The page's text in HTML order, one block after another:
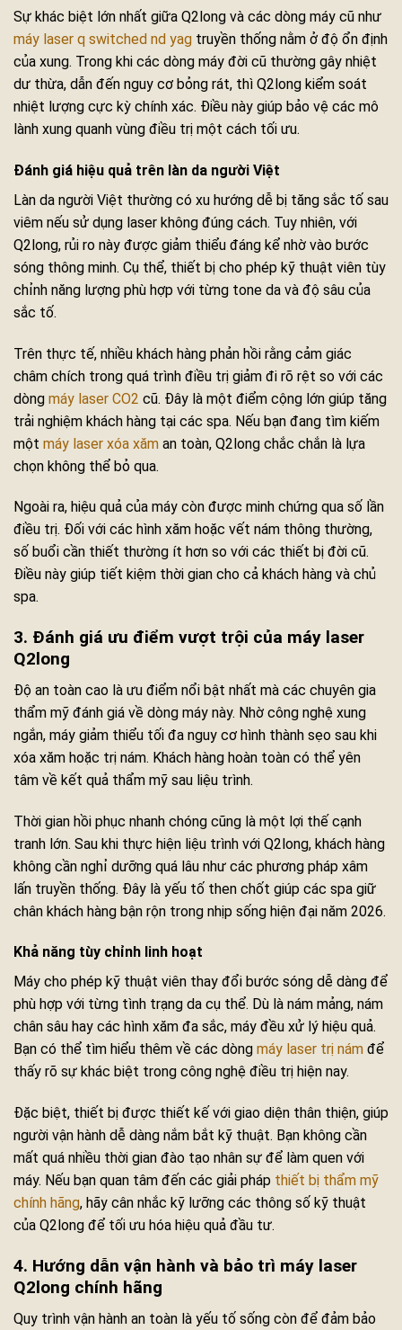
Sự khác biệt lớn nhất giữa Q2long và các dòng máy cũ như
máy laser q switched nd yag truyền thống nằm ở độ ổn định
của xung. Trong khi các dòng máy đời cũ thường gây nhiệt
dư thừa, dẫn đến nguy cơ bỏng rát, thì Q2long kiểm soát
nhiệt lượng cực kỳ chính xác. Điều này giúp bảo vệ các mô
lành xung quanh vùng điều trị một cách tối ưu.
Đánh giá hiệu quả trên làn da người Việt
Làn da người Việt thường có xu hướng dễ bị tăng sắc tố sau
viêm nếu sử dụng laser không đúng cách. Tuy nhiên, với
Q2long, rủi ro này được giảm thiểu đáng kể nhờ vào bước
sóng thông minh. Cụ thể, thiết bị cho phép kỹ thuật viên tùy
chỉnh năng lượng phù hợp với từng tone da và độ sâu của
sắc tố.
Trên thực tế, nhiều khách hàng phản hồi rằng cảm giác
châm chích trong quá trình điều trị giảm đi rõ rệt so với các
dòng máy laser CO2 cũ. Đây là một điểm cộng lớn giúp tăng
trải nghiệm khách hàng tại các spa. Nếu bạn đang tìm kiếm
một máy laser xóa xăm an toàn, Q2long chắc chắn là lựa
chọn không thể bỏ qua.
Ngoài ra, hiệu quả của máy còn được minh chứng qua số lần
điều trị. Đối với các hình xăm hoặc vết nám thông thường,
số buổi cần thiết thường ít hơn so với các thiết bị đời cũ.
Điều này giúp tiết kiệm thời gian cho cả khách hàng và chủ
spa.
3. Đánh giá ưu điểm vượt trội của máy laser
Q2long
Độ an toàn cao là ưu điểm nổi bật nhất mà các chuyên gia
thẩm mỹ đánh giá về dòng máy này. Nhờ công nghệ xung
ngắn, máy giảm thiểu tối đa nguy cơ hình thành sẹo sau khi
xóa xăm hoặc trị nám. Khách hàng hoàn toàn có thể yên
tâm về kết quả thẩm mỹ sau liệu trình.
Thời gian hồi phục nhanh chóng cũng là một lợi thế cạnh
tranh lớn. Sau khi thực hiện liệu trình với Q2long, khách hàng
không cần nghỉ dưỡng quá lâu như các phương pháp xâm
lấn truyền thống. Đây là yếu tố then chốt giúp các spa giữ
chân khách hàng bận rộn trong nhịp sống hiện đại năm 2026.
Khả năng tùy chỉnh linh hoạt
Máy cho phép kỹ thuật viên thay đổi bước sóng dễ dàng để
phù hợp với từng tình trạng da cụ thể. Dù là nám mảng, nám
chân sâu hay các hình xăm đa sắc, máy đều xử lý hiệu quả.
Bạn có thể tìm hiểu thêm về các dòng máy laser trị nám để
thấy rõ sự khác biệt trong công nghệ điều trị hiện nay.
Đặc biệt, thiết bị được thiết kế với giao diện thân thiện, giúp
người vận hành dễ dàng nắm bắt kỹ thuật. Bạn không cần
mất quá nhiều thời gian đào tạo nhân sự để làm quen với
máy. Nếu bạn quan tâm đến các giải pháp thiết bị thẩm mỹ
chính hãng, hãy cân nhắc kỹ lưỡng các thông số kỹ thuật
của Q2long để tối ưu hóa hiệu quả đầu tư.
4. Hướng dẫn vận hành và bảo trì máy laser
Q2long chính hãng
Quy trình vận hành an toàn là yếu tố sống còn để đảm bảo